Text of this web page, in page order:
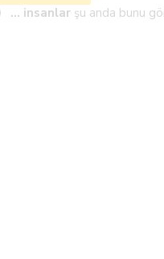
... insanlar şu anda bunu